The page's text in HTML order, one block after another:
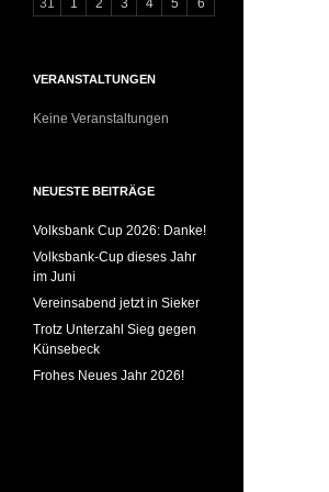
VERANSTALTUNGEN
Keine Veranstaltungen
NEUESTE BEITRÄGE
Volksbank Cup 2026: Danke!
Volksbank-Cup dieses Jahr
im Juni
Vereinsabend jetzt in Sieker
Trotz Unterzahl Sieg gegen
Künsebeck
Frohes Neues Jahr 2026!